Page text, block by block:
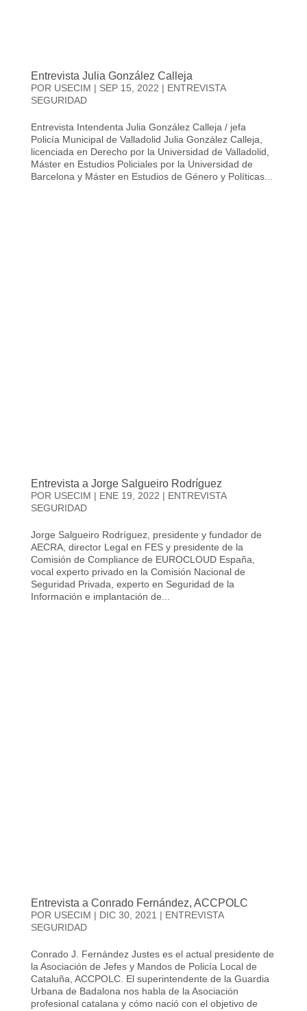
Entrevista Julia González Calleja
POR USECIM | SEP 15, 2022 | ENTREVISTA
SEGURIDAD
Entrevista Intendenta Julia González Calleja / jefa
Policía Municipal de Valladolid Julia González Calleja,
licenciada en Derecho por la Universidad de Valladolid,
Máster en Estudios Policiales por la Universidad de
Barcelona y Máster en Estudios de Género y Políticas...
Entrevista a Jorge Salgueiro Rodríguez
POR USECIM | ENE 19, 2022 | ENTREVISTA
SEGURIDAD
Jorge Salgueiro Rodríguez, presidente y fundador de
AECRA, director Legal en FES y presidente de la
Comisión de Compliance de EUROCLOUD España,
vocal experto privado en la Comisión Nacional de
Seguridad Privada, experto en Seguridad de la
Información e implantación de...
Entrevista a Conrado Fernández, ACCPOLC
POR USECIM | DIC 30, 2021 | ENTREVISTA
SEGURIDAD
Conrado J. Fernández Justes es el actual presidente de
la Asociación de Jefes y Mandos de Policía Local de
Cataluña, ACCPOLC. El superintendente de la Guardia
Urbana de Badalona nos habla de la Asociación
profesional catalana y cómo nació con el objetivo de